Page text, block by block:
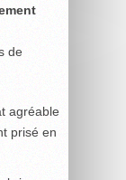
de
agréable
prisé en